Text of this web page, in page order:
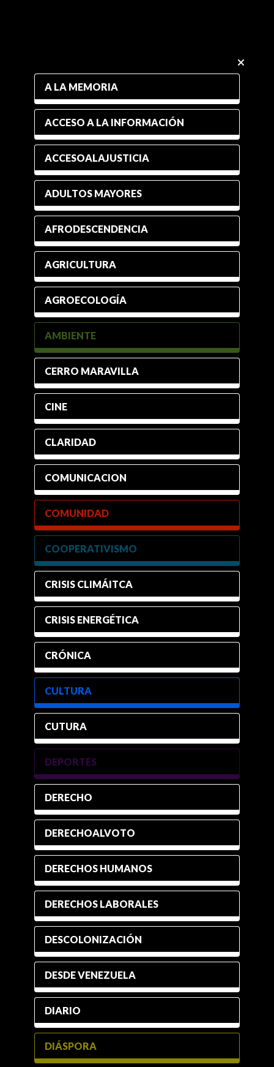
A LA MEMORIA
ACCESO A LA INFORMACIÓN
ACCESOALAJUSTICIA
ADULTOS MAYORES
AFRODESCENDENCIA
AGRICULTURA
AGROECOLOGÍA
AMBIENTE
CERRO MARAVILLA
CINE
CLARIDAD
COMUNICACION
COMUNIDAD
COOPERATIVISMO
CRISIS CLIMÁITCA
CRISIS ENERGÉTICA
CRÓNICA
CULTURA
CUTURA
DEPORTES
DERECHO
DERECHOALVOTO
DERECHOS HUMANOS
DERECHOS LABORALES
DESCOLONIZACIÓN
DESDE VENEZUELA
DIARIO
DIÁSPORA